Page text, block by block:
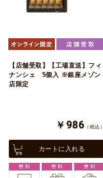
【店舗受取】【工場直送】フィ
ナンシェ 5個入 ※銀座メゾン
店限定
￥986 （税込）
カートに入れる